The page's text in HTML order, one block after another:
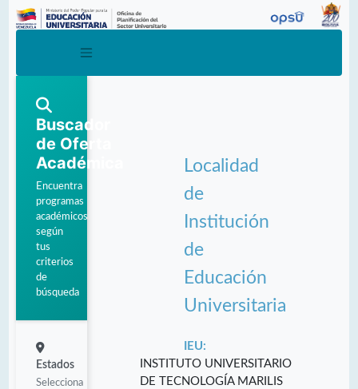
Buscador
de Oferta
Académica
Encuentra
programas
académicos
según
tus
criterios
de
búsqueda
Estados
Selecciona
Localidad
de
Institución
de
Educación
Universitaria
IEU:
INSTITUTO UNIVERSITARIO
DE TECNOLOGÍA MARILIS